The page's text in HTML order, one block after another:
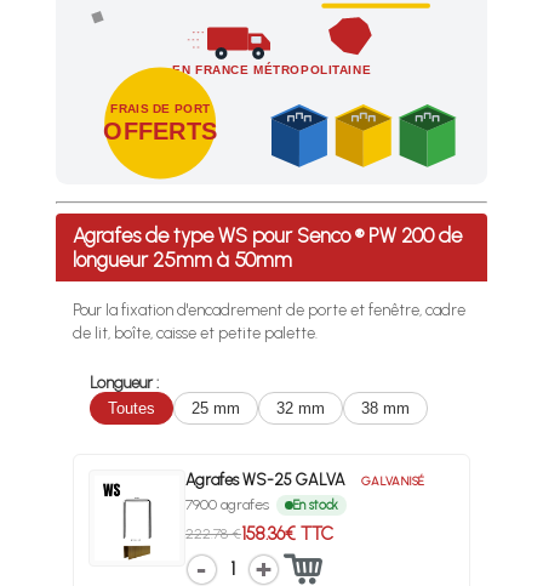
EN FRANCE MÉTROPOLITAINE
FRAIS DE PORT
OFFERTS
Profitez des Frais de port offerts en France
Agrafes de type WS pour Senco ® PW 200 de
longueur 25mm à 50mm
Pour la fixation d'encadrement de porte et fenêtre, cadre
de lit, boîte, caisse et petite palette.
Longueur :
Toutes
25 mm 32 mm 38 mm
Agrafes WS-25 GALVA GALVANISÉ
7900 agrafes En stock
222.78 €158.36€ TTC
1